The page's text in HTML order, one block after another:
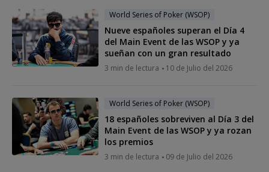
World Series of Poker (WSOP)
Nueve españoles superan el Día 4
del Main Event de las WSOP y ya
sueñan con un gran resultado
3 min de lectura 10 de Julio del 2026
World Series of Poker (WSOP)
18 españoles sobreviven al Día 3 del
Main Event de las WSOP y ya rozan
los premios
3 min de lectura 09 de Julio del 2026